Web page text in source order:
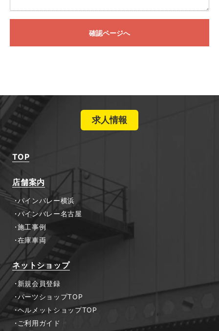
確認ページへ
求人情報
TOP
店舗案内
パインバレー横浜
パインバレー名古屋
施工事例
在庫車両
ネットショップ
新規会員登録
パーツショップTOP
ヘルメットショップTOP
ご利用ガイド